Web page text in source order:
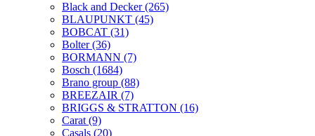
Black and Decker(265)
BLAUPUNKT (45)
BOBCAT (31)
Bolter(36)
BORMANN (7)
Bosch (1684)
Brano group (88)
BREEZAIR (7)
BRIGGS & STRATTON (16)
Carat (9)
Casals (20)